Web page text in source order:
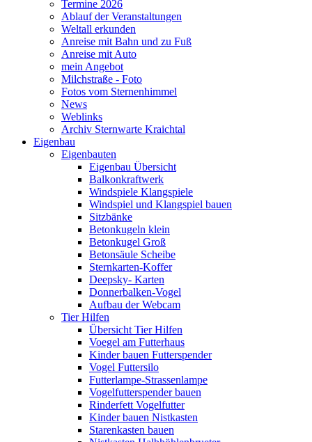
Termine 2026
Ablauf der Veranstaltungen
Weltall erkunden
Anreise mit Bahn und zu Fuß
Anreise mit Auto
mein Angebot
Milchstraße - Foto
Fotos vom Sternenhimmel
News
Weblinks
Archiv Sternwarte Kraichtal
Eigenbau
Eigenbauten
Eigenbau Übersicht
Balkonkraftwerk
Windspiele Klangspiele
Windspiel und Klangspiel bauen
Sitzbänke
Betonkugeln klein
Betonkugel Groß
Betonsäule Scheibe
Sternkarten-Koffer
Deepsky- Karten
Donnerbalken-Vogel
Aufbau der Webcam
Tier Hilfen
Übersicht Tier Hilfen
Voegel am Futterhaus
Kinder bauen Futterspender
Vogel Futtersilo
Futterlampe-Strassenlampe
Vogelfutterspender bauen
Rinderfett Vogelfutter
Kinder bauen Nistkasten
Starenkasten bauen